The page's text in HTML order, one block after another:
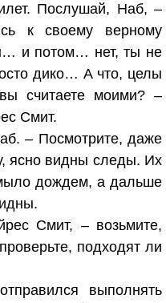
Послушай, Наб, –
к своему верному
и потом… нет, ты не
дико… А что, целы
считаете моими? –
Смит.
– Посмотрите, даже
ясно видны следы. Их
дождем, а дальше
Смит, – возьмите,
подходят ли
выполнять